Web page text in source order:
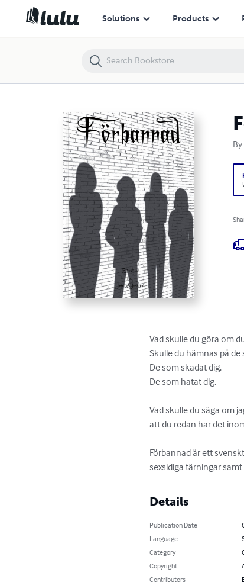
Solutions Products
By
Vad skulle du göra om
Skulle du hämnas på de
De som skadat dig.
De som hatat dig.
Vad skulle du säga om
att du redan har det
Förbannad är ett
sexsidiga tärningar
Details
Publication Date
Language
Category
Copyright
Contributors
Förbannad